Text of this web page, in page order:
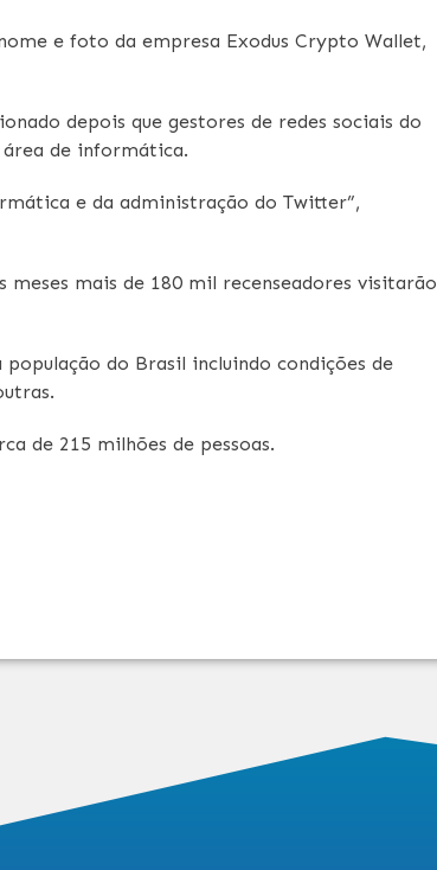
e foto da empresa Exodus Crypto Wallet,
depois que gestores de redes sociais do
de informática.
e da administração do Twitter”,
mais de 180 mil recenseadores visitarão
do Brasil incluindo condições de
de 215 milhões de pessoas.